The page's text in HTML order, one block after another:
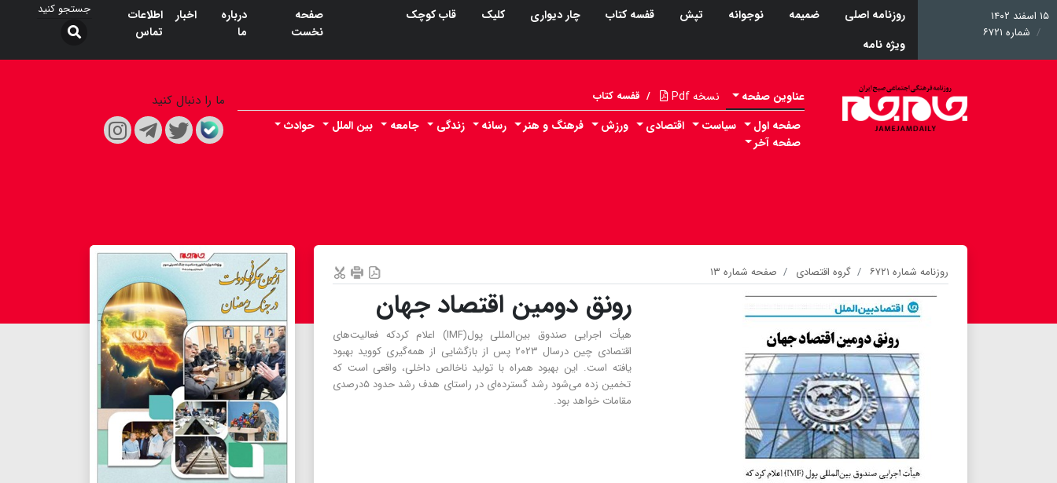
۱۵ اسفند ۱۴۰۲
شماره ۶۷۲۱
روزنامه اصلی ضمیمه نوجوانه تپش قفسه کتاب چار دیواری کلیک
قاب کوچک
ویژه نامه
صفحه
نخست
درباره
ما
اخبار
اطلاعات
تماس
عناوین صفحه نسخه Pdf / قفسه کتاب
صفحه اول سیاست اقتصادی ورزش فرهنگ و هنر رسانه زندگی جامعه بین الملل
حوادث
صفحه آخر
ما را دنبال کنید
روزنامه شماره ۶۷۲۱ گروه اقتصادی صفحه شماره ۱۳
رونق دومین اقتصاد جهان
هیأت اجرایی صندوق بین‌المللی پول(IMF) اعلام کردکه فعالیت‌های
اقتصادی چین درسال ۲۰۲۳ پس از بازگشایی از همه‌گیری کووید بهبود
یافته است. این بهبود همراه با تولید ناخالص داخلی، واقعی است که
تخمین زده می‌شود رشد گسترده‌ای در راستای هدف رشد حدود ۵درصدی
مقامات خواهد بود.